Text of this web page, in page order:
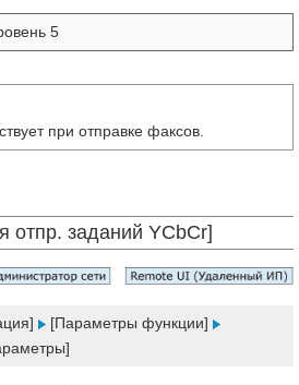
5
при отправке факсов.
отпр. заданий YCbCr]
[Параметры функции]